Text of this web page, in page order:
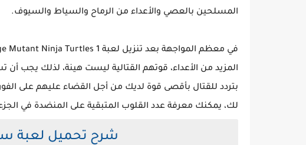
المسلحين بالعصي والأعداء من الرماح والسياط والسيوف.
المزيد من الأعداء، قوتهم القتالية ليست هينة، لذلك يجب
بتردد للقتال بأقصى قوة لديك من أجل القضاء عليهم على
لك، يمكنك معرفة عدد القلوب المتبقية على المنضدة في
شرح تحميل لعبة